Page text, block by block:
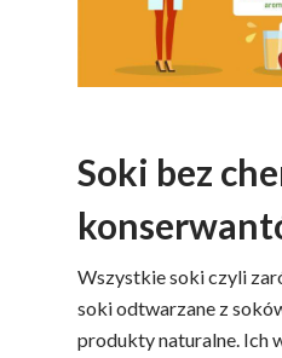
Soki bez
Wszystkie soki czyli
soki odtwarzane z
produkty naturalne. Ich